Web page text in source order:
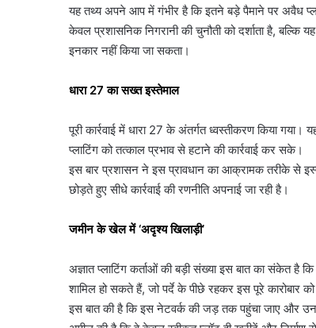
यह तथ्य अपने आप में गंभीर है कि इतने बड़े पैमाने पर अवैध
केवल प्रशासनिक निगरानी की चुनौती को दर्शाता है,
इनकार नहीं किया जा सकता।
धारा 27 का सख्त इस्तेमाल
पूरी कार्रवाई में धारा 27 के अंतर्गत ध्वस्तीकरण किया गया।
प्लाटिंग को तत्काल प्रभाव से हटाने की कार्रवाई कर सके।
इस बार प्रशासन ने इस प्रावधान का आक्रामक तरीके से
छोड़ते हुए सीधे कार्रवाई की रणनीति अपनाई जा रही है।
जमीन के खेल में ‘अदृश्य खिलाड़ी’
अज्ञात प्लाटिंग कर्ताओं की बड़ी संख्या इस बात का संकेत है
शामिल हो सकते हैं, जो पर्दे के पीछे रहकर इस पूरे
इस बात की है कि इस नेटवर्क की जड़ तक पहुंचा जाए और